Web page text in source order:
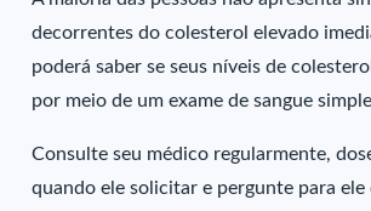
decorrentes do colesterol elevado
poderá saber se seus níveis de
por meio de um exame de sangue
Consulte seu médico regularmente,
quando ele solicitar e pergunte para ele